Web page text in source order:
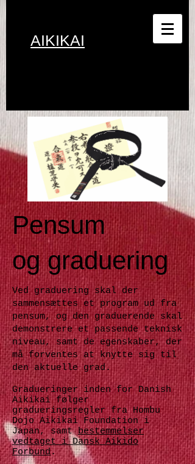
AIKIKAI
Pensum
og graduering
Ved graduering skal der
sammensættes et program ud fra
pensum, og den graduerende skal
demonstrere et passende teknisk
niveau, samt de egenskaber, der
må forventes at knytte sig til
den aktuelle grad.
Gradueringer inden for Danish
Aikikai følger
gradueringsregler fra Hombu
Dojo Aikikai Foundation i
Japan, samtbestemmelser
vedtaget i Dansk Aikido
Forbund.